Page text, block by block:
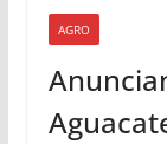
AGRO